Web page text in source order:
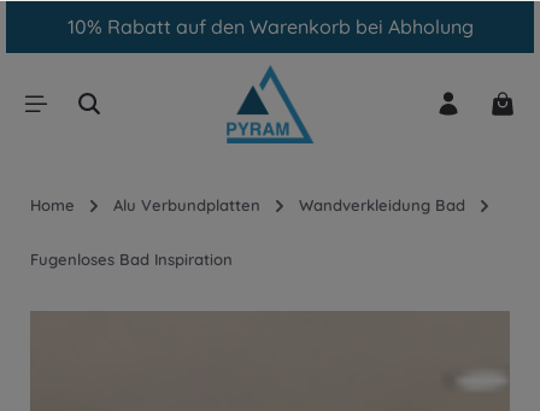
springen
Kostenfreier Versand ab 1000€ Warenwert
Home Alu Verbundplatten Wandverkleidung Bad
Fugenloses Bad Inspiration